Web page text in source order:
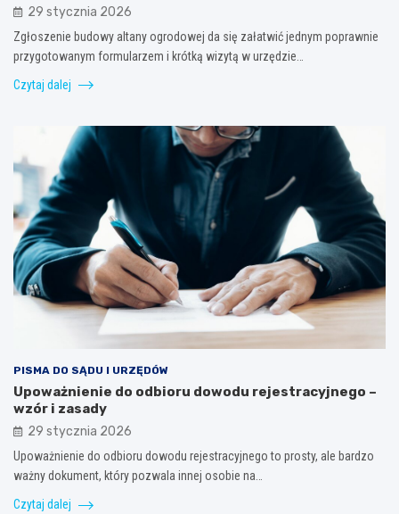
29 stycznia 2026
Zgłoszenie budowy altany ogrodowej da się załatwić jednym poprawnie
przygotowanym formularzem i krótką wizytą w urzędzie…
Czytaj dalej
PISMA DO SĄDU I URZĘDÓW
Upoważnienie do odbioru dowodu rejestracyjnego –
wzór i zasady
29 stycznia 2026
Upoważnienie do odbioru dowodu rejestracyjnego to prosty, ale bardzo
ważny dokument, który pozwala innej osobie na…
Czytaj dalej